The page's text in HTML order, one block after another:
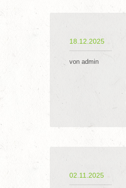
18.12.2025
von admin
02.11.2025